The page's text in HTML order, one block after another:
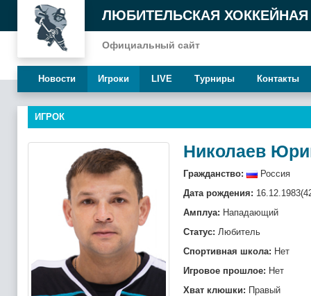
ЛЮБИТЕЛЬСКАЯ ХОККЕЙНАЯ
Официальный сайт
Новости Игроки LIVE Турниры Контакты
ИГРОК
Николаев
Гражданство:
Россия
Дата рождения:
Амплуа: Нападающий
Статус: Любитель
Спортивная школа: Нет
Игровое прошлое: Нет
Хват клюшки: Правый